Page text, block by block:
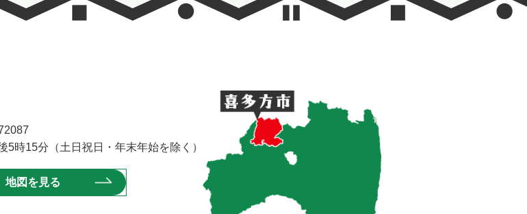
時15分（土日祝日・年末年始を除く）
地図を見る